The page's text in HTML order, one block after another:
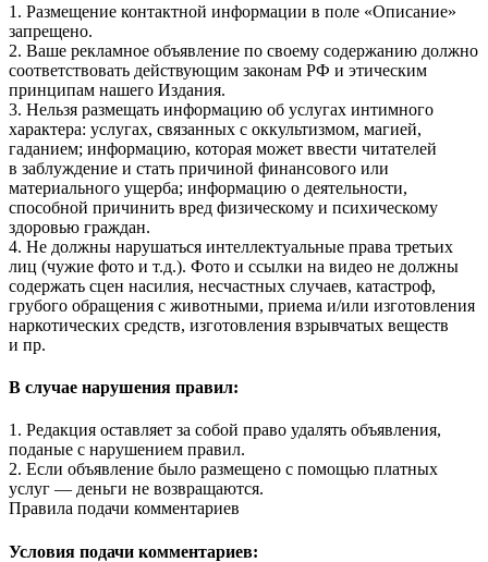
1. Размещение контактной информации в поле «Описание»
запрещено.
2. Ваше рекламное объявление по своему содержанию должно
соответствовать действующим законам РФ и этическим
принципам нашего Издания.
3. Нельзя размещать информацию об услугах интимного
характера: услугах, связанных с оккультизмом, магией,
гаданием; информацию, которая может ввести читателей
в заблуждение и стать причиной финансового или
материального ущерба; информацию о деятельности,
способной причинить вред физическому и психическому
здоровью граждан.
4. Не должны нарушаться интеллектуальные права третьих
лиц (чужие фото и т.д.). Фото и ссылки на видео не должны
содержать сцен насилия, несчастных случаев, катастроф,
грубого обращения с животными, приема и/или изготовления
наркотических средств, изготовления взрывчатых веществ
и пр.
В случае нарушения правил:
1. Редакция оставляет за собой право удалять объявления,
поданые с нарушением правил.
2. Если объявление было размещено с помощью платных
услуг — деньги не возвращаются.
Правила подачи комментариев
Условия подачи комментариев: